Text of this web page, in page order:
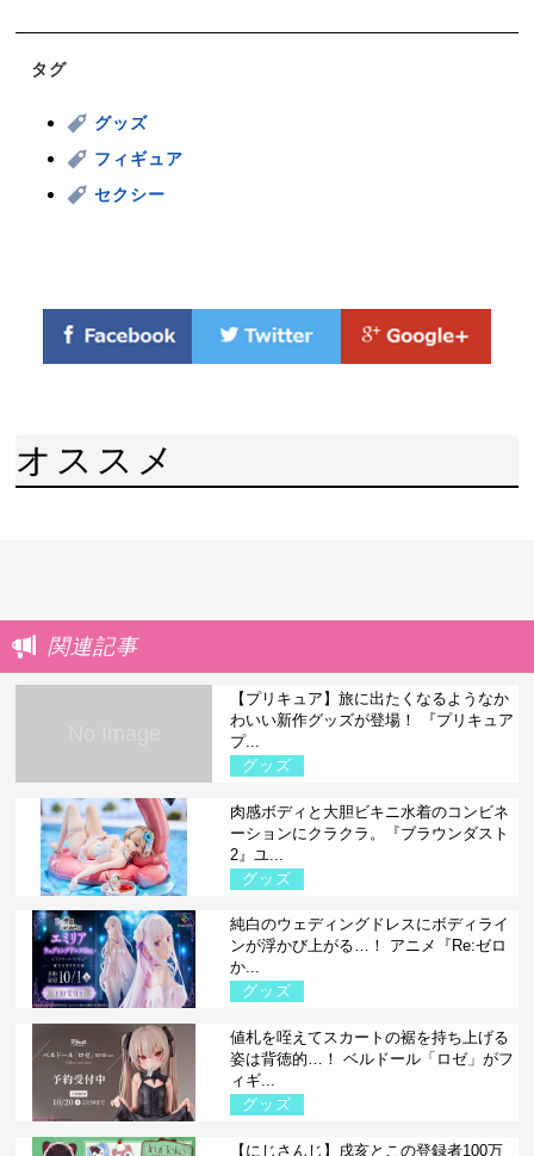
タグ
グッズ
フィギュア
セクシー
オススメ
関連記事
【プリキュア】旅に出たくなるようなか
わいい新作グッズが登場！ 『プリキュア
プ...
グッズ
肉感ボディと大胆ビキニ水着のコンビネ
ーションにクラクラ。『ブラウンダスト
2』ユ...
グッズ
純白のウェディングドレスにボディライ
ンが浮かび上がる…！ アニメ『Re:ゼロ
か...
グッズ
値札を咥えてスカートの裾を持ち上げる
姿は背徳的…！ ベルドール「ロゼ」がフ
ィギ...
グッズ
【にじさんじ】戌亥とこの登録者100万